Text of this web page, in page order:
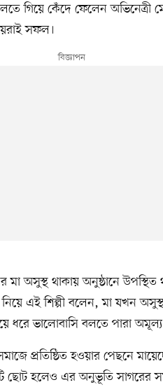
গিয়ে কেঁদে ফেলেন অভিনেত্রী
সফল।
মা অসুস্থ থাকায় অনুষ্ঠানে
এই শিল্পী বলেন, মা যখন
ধরে ভালোবাসি বলতে পারা
প্রতিষ্ঠিত হওয়ার পেছনে
ছোট হলেও এর অনুভূতি সাগরের